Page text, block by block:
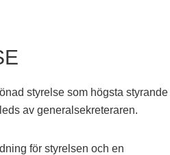
styrelse som högsta styrande
av generalsekreteraren.
för styrelsen och en